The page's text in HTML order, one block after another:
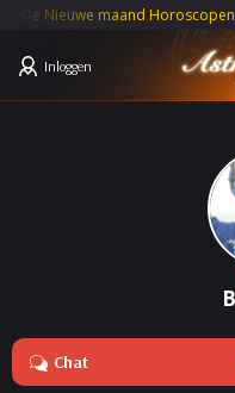
Nieuwe maand Horoscopen
Inloggen
Chat